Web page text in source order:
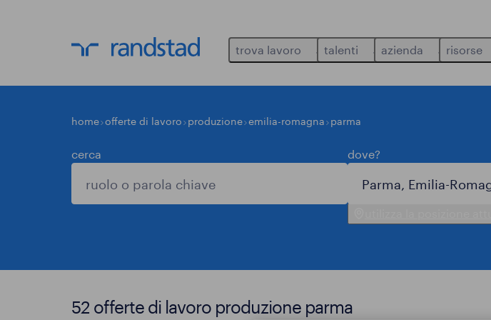
trova lavoro talenti azienda risorse
home offerte di lavoro produzione emilia-romagna parma
cerca dove?
52 offerte di lavoro produzione parma